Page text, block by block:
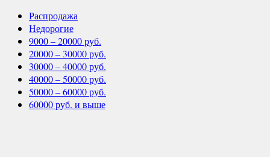
Распродажа
Недорогие
9000 – 20000 руб.
20000 – 30000 руб.
30000 – 40000 руб.
40000 – 50000 руб.
50000 – 60000 руб.
60000 руб. и выше